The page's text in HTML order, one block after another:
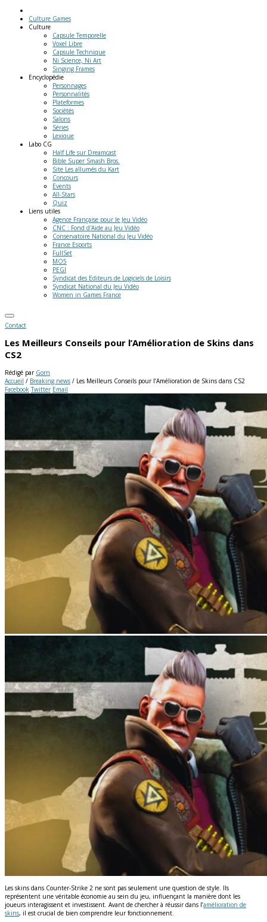
Culture Games
Culture
Capsule Temporelle
Voxel Libre
Capsule Technique
Ni Science, Ni Art
Singing Frames
Encyclopédie
Personnages
Personnalités
Plateformes
Sociétés
Salons
Séries
Lexique
Labo CG
Half Life sur Dreamcast
Bible Super Smash Bros.
Site Les allumés du Kart
Concours
Events
All-Stars
Quiz
Liens utiles
Agence Française pour le Jeu Vidéo
CNC : Fond d'Aide au Jeu Vidéo
Conservatoire National du Jeu Vidéo
France Esports
FullSet
MO5
PEGI
Syndicat des Editeurs de Logiciels de Loisirs
Syndicat National du Jeu Vidéo
Women in Games France
Contact
Les Meilleurs Conseils pour l’Amélioration de Skins dans
CS2
Rédigé par Gorn
Accueil / Breaking news / Les Meilleurs Conseils pour l’Amélioration de Skins dans CS2
Facebook Twitter Email
Les skins dans Counter-Strike 2 ne sont pas seulement une question de style. Ils
représentent une véritable économie au sein du jeu, influençant la manière dont les
joueurs interagissent et investissent. Avant de chercher à réussir dans l’amélioration de
skins, il est crucial de bien comprendre leur fonctionnement.